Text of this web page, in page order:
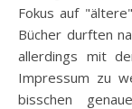
Fokus auf
Bücher durften
allerdings mit
Impressum zu
bisschen